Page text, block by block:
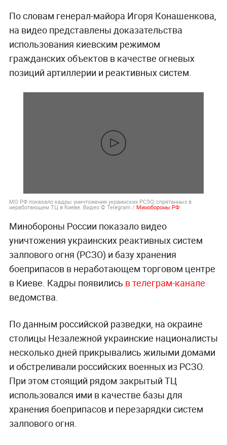
По словам генерал-майора Игоря Конашенкова,
на видео представлены доказательства
использования киевским режимом
гражданских объектов в качестве огневых
позиций артиллерии и реактивных систем.
МО РФ показало кадры уничтожения украинских РСЗО, спрятанных в
неработающем ТЦ в Киеве. Видео © Telegram / Минобороны РФ
Минобороны России показало видео
уничтожения украинских реактивных систем
залпового огня (РСЗО) и базу хранения
боеприпасов в неработающем торговом центре
в Киеве. Кадры появились в телеграм-канале
ведомства.
По данным российской разведки, на окраине
столицы Незалежной украинские националисты
несколько дней прикрывались жилыми домами
и обстреливали российских военных из РСЗО.
При этом стоящий рядом закрытый ТЦ
использовался ими в качестве базы для
хранения боеприпасов и перезарядки систем
залпового огня.